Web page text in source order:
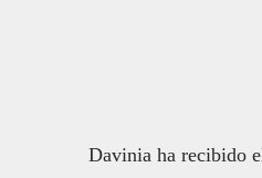
Davinia ha recibido